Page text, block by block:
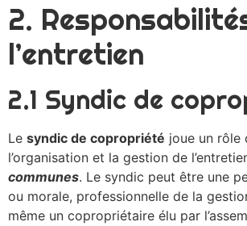
2.
l’entretien
2.1 Syndic de
Le syndic de copropriété joue un rôle
l’organisation et la gestion de
communes. Le syndic peut être une
ou morale, professionnelle de la
même un copropriétaire élu par